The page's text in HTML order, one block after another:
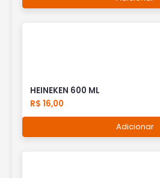
HEINEKEN 600 ML
R$ 16,00
Adicionar